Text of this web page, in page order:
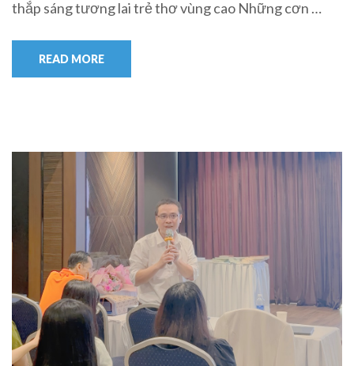
thắp sáng tương lai trẻ thơ vùng cao Những cơn …
READ MORE